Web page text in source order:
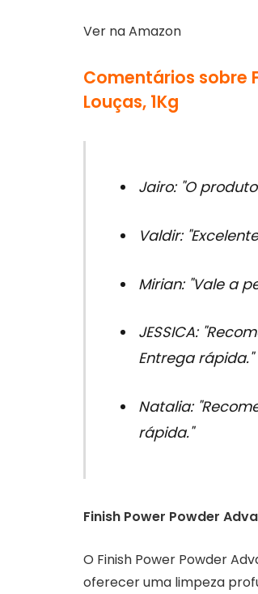
Ver na Amazon
Comentários sobre
Louças, 1Kg
Jairo: "O
Valdir:
Mirian: "Vale a
JESSICA:
Entrega rápida."
Natalia:
rápida."
Finish Power Powder
O Finish Power Powder
oferecer uma limpeza